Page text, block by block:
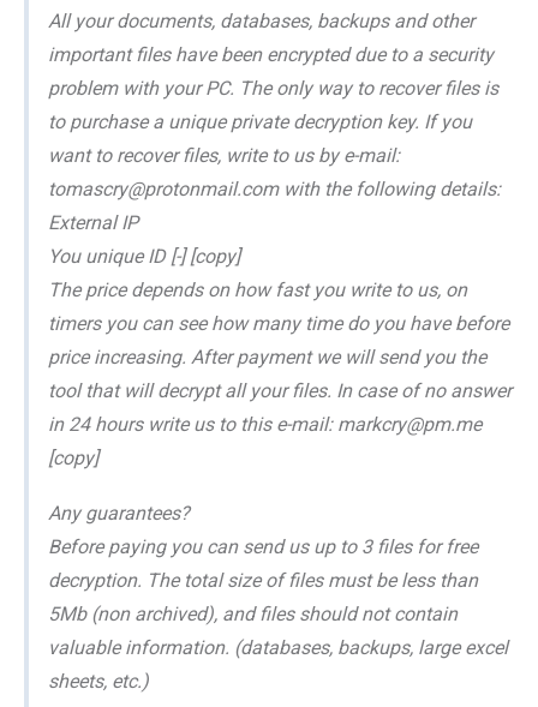
All your documents, databases, backups and other
important files have been encrypted due to a security
problem with your PC. The only way to recover files is
to purchase a unique private decryption key. If you
want to recover files, write to us by e-mail:
tomascry@protonmail.com with the following details:
External IP
You unique ID [-] [copy]
The price depends on how fast you write to us, on
timers you can see how many time do you have before
price increasing. After payment we will send you the
tool that will decrypt all your files. In case of no answer
in 24 hours write us to this e-mail: markcry@pm.me
[copy]
Any guarantees?
Before paying you can send us up to 3 files for free
decryption. The total size of files must be less than
5Mb (non archived), and files should not contain
valuable information. (databases, backups, large excel
sheets, etc.)